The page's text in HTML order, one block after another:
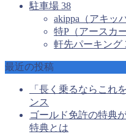
駐車場 38
akippa（アキッ
特P（アースカ
軒先パーキング
最近の投稿
「長く乗るならこれ
ンス
ゴールド免許の特典
特典とは